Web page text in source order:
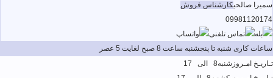
سمیرا صالحیکارشناس فروش
09981120174
ساعات کاری شنبه تا پنجشنبه ساعت 8 صبح لغایت 5 عصر
تـاریـخ امـروز شنبه8 الی 17